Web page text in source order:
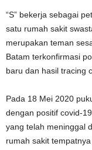
“S” bekerja sebagai
satu rumah sakit
merupakan teman
Batam terkonfirmasi
baru dan hasil tracing
Pada 18 Mei 2020
dengan positif covid-
yang telah meninggal
rumah sakit